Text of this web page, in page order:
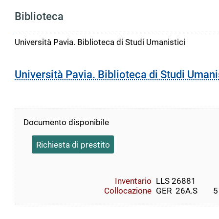
Biblioteca
Università Pavia. Biblioteca di Studi Umanistici
Università Pavia. Biblioteca di Studi
Documento disponibile
Richiesta di prestito
Inventario LLS 26881
Collocazione GER  26A.S        5